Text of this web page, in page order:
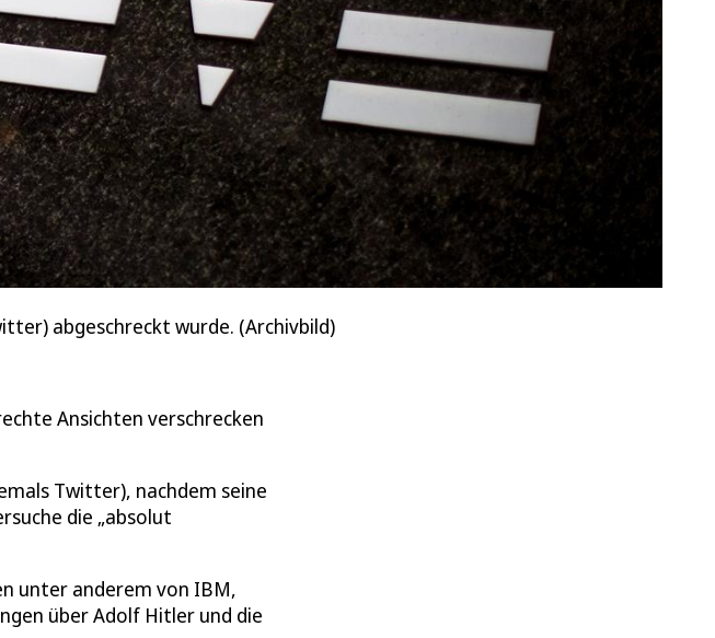
abgeschreckt wurde. (Archivbild)
Ansichten verschrecken
Twitter), nachdem seine
die „absolut
unter anderem von IBM,
über Adolf Hitler und die